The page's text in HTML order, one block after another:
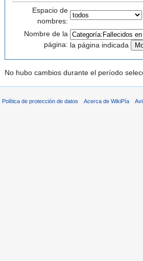
Espacio de
nombres:
Nombre de la
página: la página indicada
No hubo cambios durante el período
Política de protección de datos Acerca de WikiPía